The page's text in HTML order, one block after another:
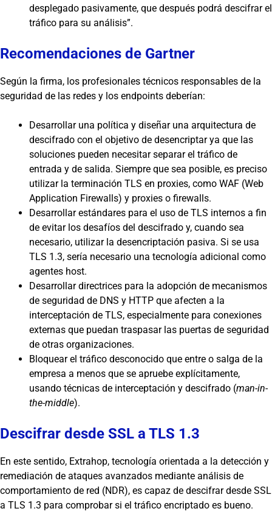
desplegado pasivamente, que después podrá descifrar el
tráfico para su análisis”.
Recomendaciones de Gartner
Según la firma, los profesionales técnicos responsables de la
seguridad de las redes y los endpoints deberían:
Desarrollar una política y diseñar una arquitectura de
descifrado con el objetivo de desencriptar ya que las
soluciones pueden necesitar separar el tráfico de
entrada y de salida. Siempre que sea posible, es preciso
utilizar la terminación TLS en proxies, como WAF (Web
Application Firewalls) y proxies o firewalls.
Desarrollar estándares para el uso de TLS internos a fin
de evitar los desafíos del descifrado y, cuando sea
necesario, utilizar la desencriptación pasiva. Si se usa
TLS 1.3, sería necesario una tecnología adicional como
agentes host.
Desarrollar directrices para la adopción de mecanismos
de seguridad de DNS y HTTP que afecten a la
interceptación de TLS, especialmente para conexiones
externas que puedan traspasar las puertas de seguridad
de otras organizaciones.
Bloquear el tráfico desconocido que entre o salga de la
empresa a menos que se apruebe explícitamente,
usando técnicas de interceptación y descifrado (man-in-
the-middle).
Descifrar desde SSL a TLS 1.3
En este sentido, Extrahop, tecnología orientada a la detección y
remediación de ataques avanzados mediante análisis de
comportamiento de red (NDR), es capaz de descifrar desde SSL
a TLS 1.3 para comprobar si el tráfico encriptado es bueno.